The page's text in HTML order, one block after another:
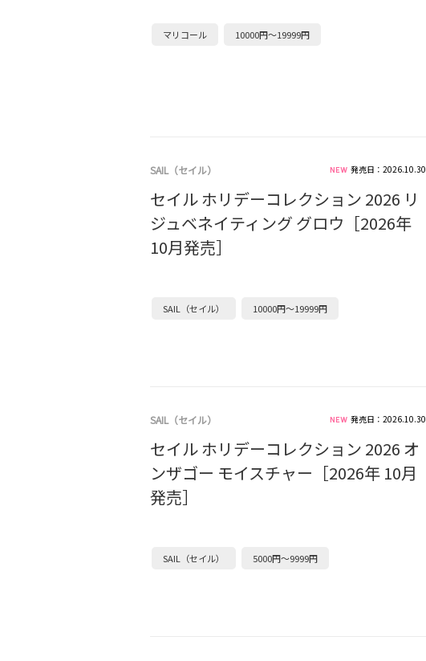
マリコール 10000円～19999円
SAIL（セイル） 発売日：2026.10.30
セイル ホリデーコレクション 2026 リ
ジュベネイティング グロウ［2026年
10月発売］
SAIL（セイル） 10000円～19999円
SAIL（セイル） 発売日：2026.10.30
セイル ホリデーコレクション 2026 オ
ンザゴー モイスチャー［2026年 10月
発売］
SAIL（セイル） 5000円～9999円